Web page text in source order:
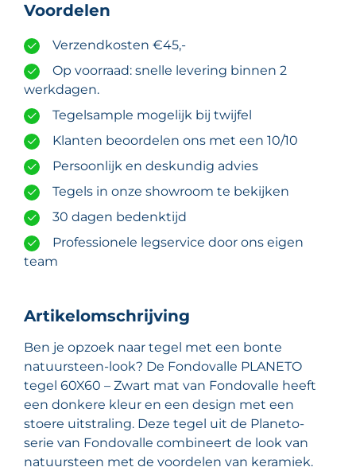
Artikelomschrijving
Ben je opzoek naar tegel met een bonte
natuursteen-look? De Fondovalle PLANETO
tegel 60X60 – Zwart mat van Fondovalle heeft
een donkere kleur en een design met een
stoere uitstraling. Deze tegel uit de Planeto-
serie van Fondovalle combineert de look van
natuursteen met de voordelen van keramiek.
Voordelen
Verzendkosten €45,-
Op voorraad: snelle levering binnen 2
werkdagen.
Tegelsample mogelijk bij twijfel
Klanten beoordelen ons met een 10/10
Persoonlijk en deskundig advies
Tegels in onze showroom te bekijken
30 dagen bedenktijd
Professionele legservice door ons eigen
team